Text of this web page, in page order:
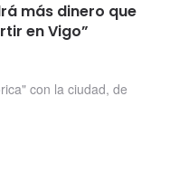
más dinero que
en Vigo”
con la ciudad, de